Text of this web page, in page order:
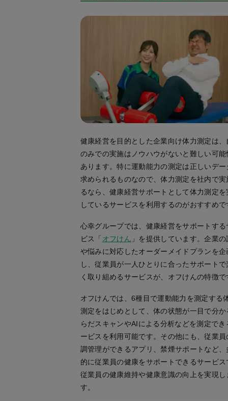
健康経営を目的とした企業向け体力測定は、
のみでの実施はノウハウがないと難しい可能
あります。特に運動能力の測定は正しいデー
求められるものなので、体力測定を社内で実
るなら、健康経営サポートとして体力測定を
しているサービスを利用するのがおすすめで
心幸グループでは、健康経営をサポートする
ビス「 オフけん 」を提供しています。企業の
や悩みに対応したオーダーメイドプランを企
し、従業員が一人ひとりに合ったサポートで
く取り組めるサービスが、オフけんの特徴で
オフけんでは、6種目で運動能力を測定する
測定をはじめとして、体の状態が一目で分か
らだスキャンやAIによる分析などを測定でき
ービスを利用可能です。その他にも、従業員
調管理ができるアプリ、禁煙サポートなど、
的に従業員の健康をサポートできるサービス
従業員の健康維持や健康意識の向上を実現し
す。